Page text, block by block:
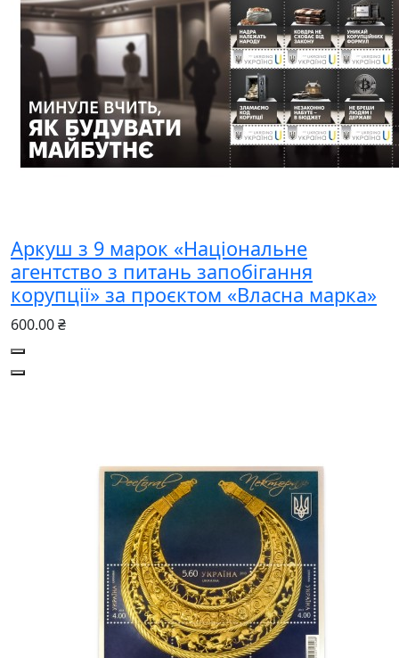
Аркуш з 9 марок «Національне
агентство з питань запобігання
корупції» за проєктом «Власна марка»
600.00 ₴